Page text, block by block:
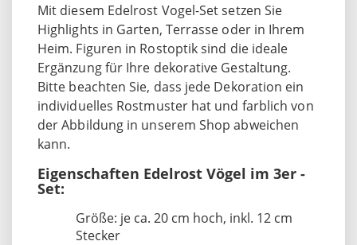
Mit diesem Edelrost Vogel-Set setzen Sie
Highlights in Garten, Terrasse oder in Ihrem
Heim. Figuren in Rostoptik sind die ideale
Ergänzung für Ihre dekorative Gestaltung.
Bitte beachten Sie, dass jede Dekoration ein
individuelles Rostmuster hat und farblich von
der Abbildung in unserem Shop abweichen
kann.
Eigenschaften Edelrost Vögel im 3er -
Set:
Größe: je ca. 20 cm hoch, inkl. 12 cm
Stecker